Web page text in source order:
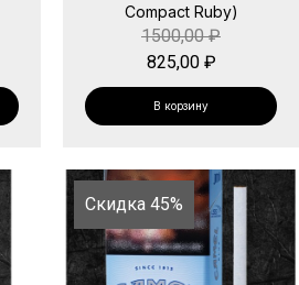
Compact Ruby)
1500,00₽
825,00 ₽
В корзину
Скидка 45%